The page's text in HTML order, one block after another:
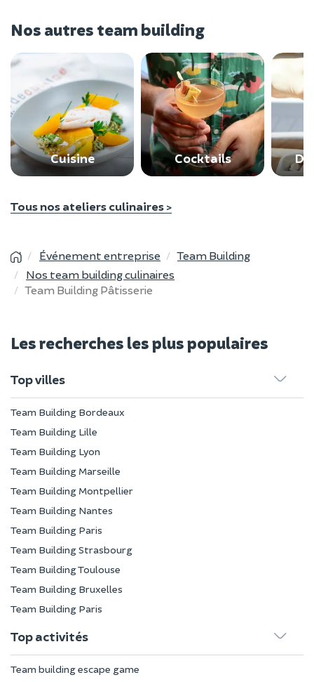
Nos autres team building
Cuisine Cocktails
Tous nos ateliers culinaires >
Événement entreprise
Team Building
Nos team building culinaires
Team Building Pâtisserie
Les recherches les plus populaires
Top villes
Team Building Bordeaux
Team Building Lille
Team Building Lyon
Team Building Marseille
Team Building Montpellier
Team Building Nantes
Team Building Paris
Team Building Strasbourg
Team Building Toulouse
Team Building Bruxelles
Team Building Paris
Top activités
Team building escape game